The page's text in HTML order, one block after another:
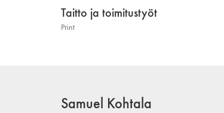
Taitto ja toimitustyöt
Print
Samuel Kohtala